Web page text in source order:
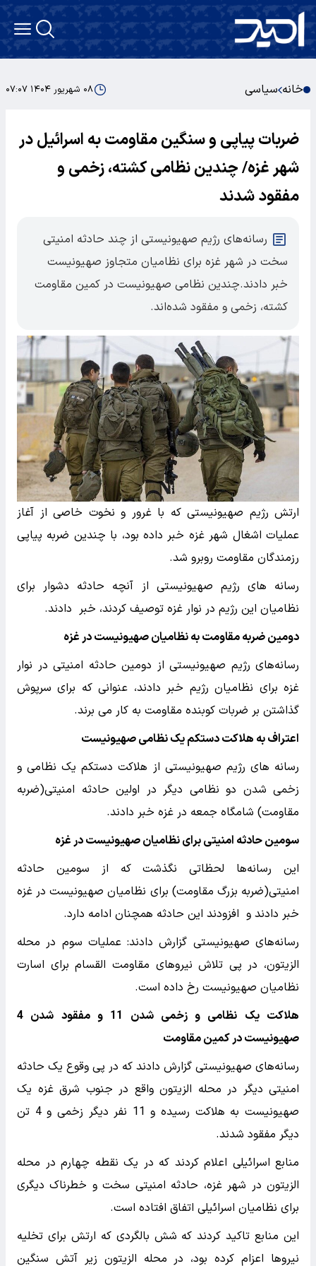
خانه سیاسی ۰۸ شهریور ۱۴۰۴ ۰۷:۰۷
ضربات پیاپی و سنگین مقاومت به اسرائیل در
شهر غزه/ چندین نظامی کشته، زخمی و
مفقود شدند
رسانه‌های رژیم صهیونیستی از چند حادثه امنیتی
سخت در شهر غزه برای نظامیان متجاوز صهیونیست
خبر دادند.چندین نظامی صهیونیست در کمین مقاومت
کشته، زخمی و مفقود شده‌اند.
ارتش رژیم صهیونیستی که با غرور و نخوت خاصی از آغاز
عملیات اشغال شهر غزه خبر داده بود، با چندین ضربه پیاپی
رزمندگان مقاومت روبرو شد.
رسانه های رژیم صهیونیستی از آنچه حادثه دشوار برای
نظامیان این رژیم در نوار غزه توصیف کردند، خبر دادند.
دومین ضربه مقاومت به نظامیان صهیونیست در غزه
رسانه‌های رژیم صهیونیستی از دومین حادثه امنیتی در نوار
غزه برای نظامیان رژیم خبر دادند، عنوانی که برای سرپوش
گذاشتن بر ضربات کوبنده مقاومت به کار می برند.
اعتراف به هلاکت دستکم یک نظامی صهیونیست
رسانه های رژیم صهیونیستی از هلاکت دستکم یک نظامی و
زخمی شدن دو نظامی دیگر در اولین حادثه امنیتی(ضربه
مقاومت) شامگاه جمعه در غزه خبر دادند.
سومین حادثه امنیتی برای نظامیان صهیونیست در غزه
این رسانه‌ها لحظاتی نگذشت که از سومین حادثه
امنیتی(ضربه بزرگ مقاومت) برای نظامیان صهیونیست در غزه
خبر دادند و افزودند این حادثه همچنان ادامه دارد.
رسانه‌های صهیونیستی گزارش دادند: عملیات سوم در محله
الزیتون، در پی تلاش نیروهای مقاومت القسام برای اسارت
نظامیان صهیونیست رخ داده است.
هلاکت یک نظامی و زخمی شدن 11 و مفقود شدن 4
صهیونیست در کمین مقاومت
رسانه‌های صهیونیستی گزارش دادند که در پی وقوع یک حادثه
امنیتی دیگر در محله الزیتون واقع در جنوب شرق غزه یک
صهیونیست به هلاکت رسیده و 11 نفر دیگر زخمی و 4 تن
دیگر مفقود شدند.
منابع اسرائیلی اعلام کردند که در یک نقطه چهارم در محله
الزیتون در شهر غزه، حادثه امنیتی سخت و خطرناک دیگری
برای نظامیان اسرائیلی اتفاق افتاده است.
این منابع تاکید کردند که شش بالگردی که ارتش برای تخلیه
نیروها اعزام کرده بود، در محله الزیتون زیر آتش سنگین